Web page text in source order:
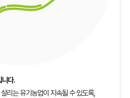
다.
리는 유기농업이 지속될 수 있도록,